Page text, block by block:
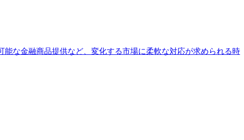
な金融商品提供など、変化する市場に柔軟な対応が求められる時